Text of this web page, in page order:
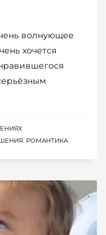
волнующее
хочется
, РОМАНТИКА